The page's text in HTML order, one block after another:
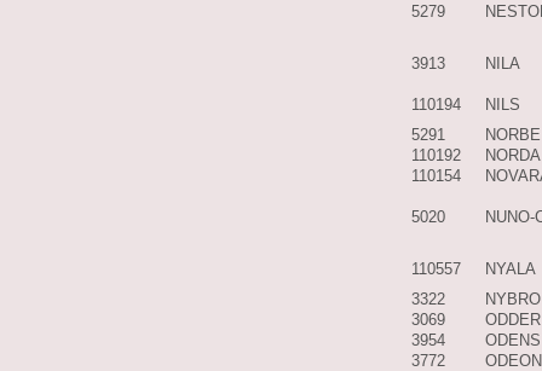
5279
3913 NILA
110194
NILS
5291
110192
110154
5020 NUNO-
110557
NYALA
3322
3069
3954
3772